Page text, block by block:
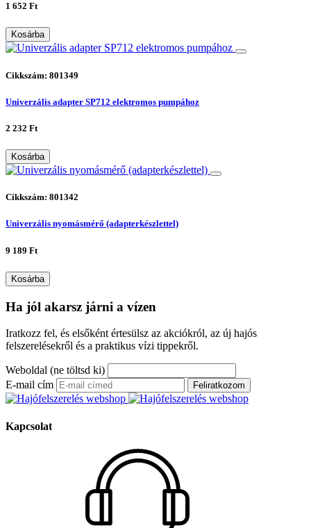
1 652 Ft
Kosárba
Cikkszám: 801349
Univerzális adapter SP712 elektromos pumpához
2 232 Ft
Kosárba
Cikkszám: 801342
Univerzális nyomásmérő (adapterkészlettel)
9 189 Ft
Kosárba
Ha jól akarsz járni a vízen
Iratkozz fel, és elsőként értesülsz az akciókról, az új hajós
felszerelésekről és a praktikus vízi tippekről.
Weboldal (ne töltsd ki)
E-mail cím
Feliratkozom
Kapcsolat